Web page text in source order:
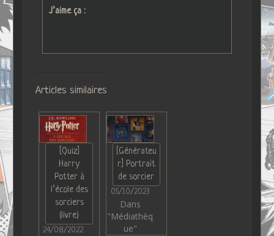
J’aime ça :
Articles similaires
[Quiz]
Harry
Potter à
l’école des
sorciers
(livre)
24/08/2022
[Générateu
r] Portrait
de sorcier
05/10/2023
Dans
"Médiathèq
ue"